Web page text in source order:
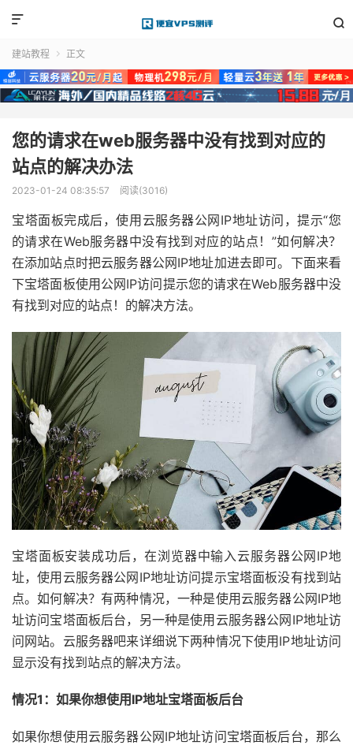


建站教程  正文
您的请求在web服务器中没有找到对应的
站点的解决办法
2023-01-24 08:35:57 阅读(3016)
宝塔面板完成后，使用云服务器公网IP地址访问，提示“您
的请求在Web服务器中没有找到对应的站点！”如何解决？
在添加站点时把云服务器公网IP地址加进去即可。下面来看
下宝塔面板使用公网IP访问提示您的请求在Web服务器中没
有找到对应的站点！的解决方法。
宝塔面板安装成功后，在浏览器中输入云服务器公网IP地
址，使用云服务器公网IP地址访问提示宝塔面板没有找到站
点。如何解决？有两种情况，一种是使用云服务器公网IP地
址访问宝塔面板后台，另一种是使用云服务器公网IP地址访
问网站。云服务器吧来详细说下两种情况下使用IP地址访问
显示没有找到站点的解决方法。
情况1：如果你想使用IP地址宝塔面板后台
如果你想使用云服务器公网IP地址访问宝塔面板后台，那么